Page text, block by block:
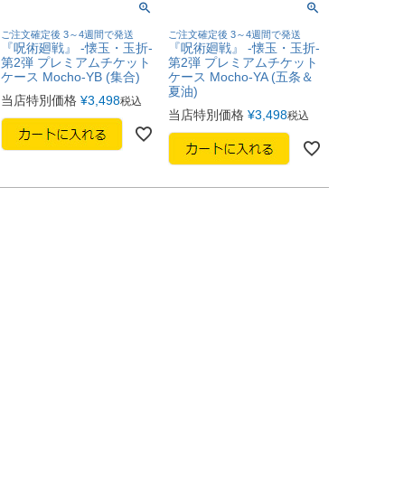
ご注文確定後 3～4週間で発送
『呪術廻戦』 -懐玉・玉折-
第2弾 プレミアムチケット
ケース Mocho-YB (集合)
当店特別価格 ¥3,498税込
ご注文確定後 3～4週間で発送
『呪術廻戦』 -懐玉・玉折-
第2弾 プレミアムチケット
ケース Mocho-YA (五条＆
夏油)
当店特別価格 ¥3,498税込